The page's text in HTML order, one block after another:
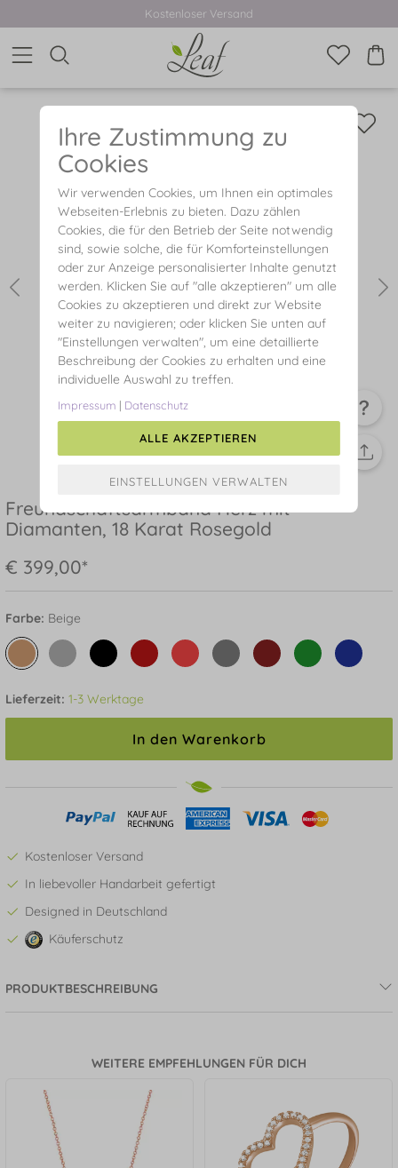
Kostenloser Versand
Freundschaftsarmband Herz mit
Diamanten, 18 Karat Rosegold
€ 399,00*
Farbe: Beige
Lieferzeit: 1-3 Werktage
In den Warenkorb
Kostenloser Versand
In liebevoller Handarbeit gefertigt
Designed in Deutschland
Käuferschutz
PRODUKTBESCHREIBUNG
WEITERE EMPFEHLUNGEN FÜR DICH
Ihre Zustimmung zu
Cookies
Wir verwenden Cookies, um Ihnen ein optimales
Webseiten-Erlebnis zu bieten. Dazu zählen
Cookies, die für den Betrieb der Seite notwendig
sind, sowie solche, die für Komforteinstellungen
oder zur Anzeige personalisierter Inhalte genutzt
werden. Klicken Sie auf "alle akzeptieren" um alle
Cookies zu akzeptieren und direkt zur Website
weiter zu navigieren; oder klicken Sie unten auf
"Einstellungen verwalten", um eine detaillierte
Beschreibung der Cookies zu erhalten und eine
individuelle Auswahl zu treffen.
Impressum | Datenschutz
ALLE AKZEPTIEREN